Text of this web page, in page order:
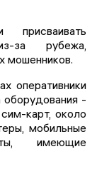
присваивать
за рубежа,
мошенников.
оперативники
оборудования -
карт, около
мобильные
имеющие